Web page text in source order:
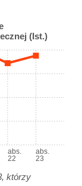
(Ist.)
abs.
22
abs.
23
którzy